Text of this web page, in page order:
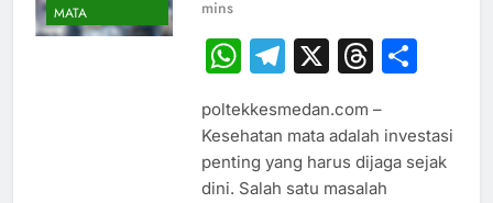
MATA
mins
WhatsApp
Telegram
X
poltekkesmedan.com –
Kesehatan mata adalah investasi
penting yang harus dijaga sejak
dini. Salah satu masalah